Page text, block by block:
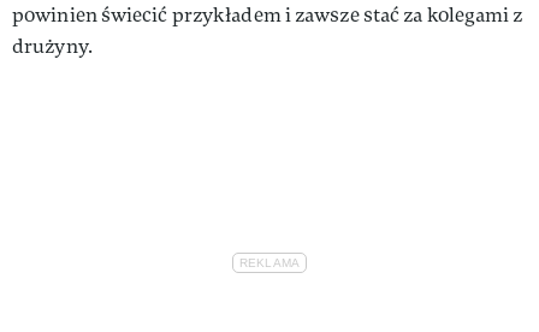
powinien świecić przykładem i zawsze stać za kolegami z
drużyny.